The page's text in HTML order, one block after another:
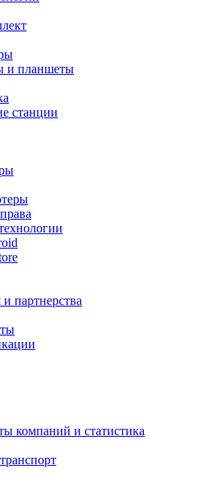
и планшеты
станции
партнерства
компаний и статистика